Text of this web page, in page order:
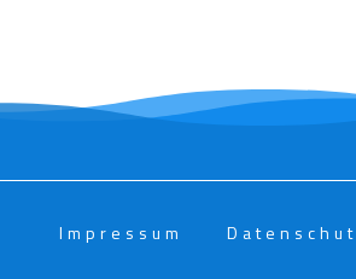
Impressum